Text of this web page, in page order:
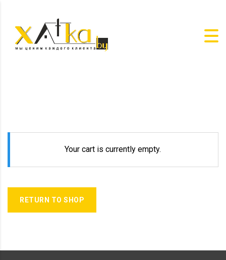
Your cart is currently empty.
RETURN TO SHOP